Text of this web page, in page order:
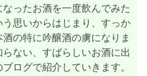
なったお酒を一度飲んでみた
う思いからはじまり、すっか
酒の特に吟醸酒の虜になりま
ない、すばらしいお酒に出
ログで紹介していきます。